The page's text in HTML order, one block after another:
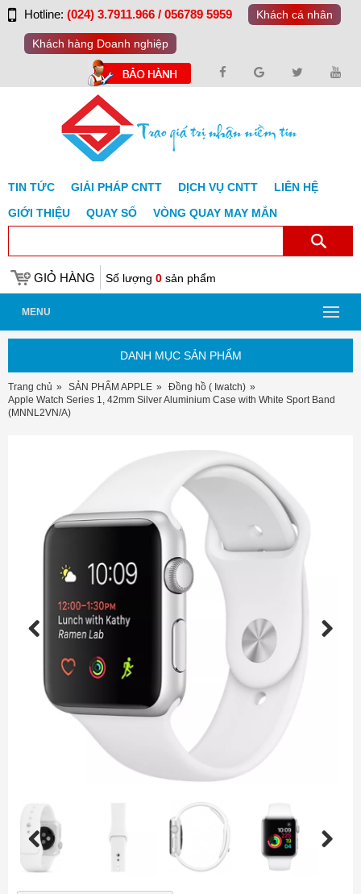
Hotline: (024) 3.7911.966 / 056789 5959 Khách cá nhân
Khách hàng Doanh nghiệp
TIN TỨC GIẢI PHÁP CNTT DỊCH VỤ CNTT
LIÊN HỆ
GIỚI THIỆU
QUAY SỐ VÒNG QUAY MAY MẮN
GIỎ HÀNG Số lượng 0 sản phẩm
MENU
DANH MỤC SẢN PHẨM
Trang chủ SẢN PHẨM APPLE
Đồng hồ ( Iwatch)
Apple Watch Series 1, 42mm Silver Aluminium Case with White Sport Band
(MNNL2VN/A)
Previous